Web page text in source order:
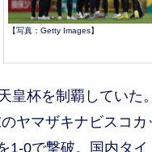
【写真：Getty Images】
皇杯を制覇していた
ヤマザキナビスコカ
1-0で撃破。国内タイ